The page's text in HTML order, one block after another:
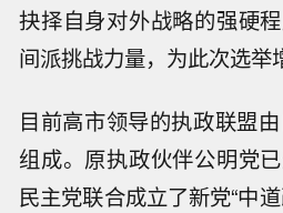
抉择自身对外战略的强硬
间派挑战力量，为此次选举
目前高市领导的执政联盟
组成。原执政伙伴公明党
民主党联合成立了新党“‌中